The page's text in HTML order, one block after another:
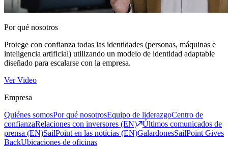
Por qué nosotros
Protege con confianza todas las identidades (personas, máquinas e
inteligencia artificial) utilizando un modelo de identidad adaptable
diseñado para escalarse con la empresa.
Ver Video
Empresa
Quiénes somosPor qué nosotrosEquipo de liderazgoCentro de
confianzaRelaciones con inversores (EN)
Últimos comunicados de
prensa (EN)SailPoint en las notícias (EN)GalardonesSailPoint Gives
BackUbicaciones de oficinas